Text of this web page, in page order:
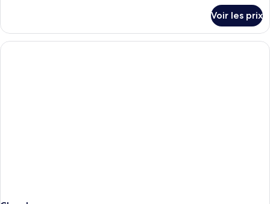
situé
dans
le
type
de
Voir les prix